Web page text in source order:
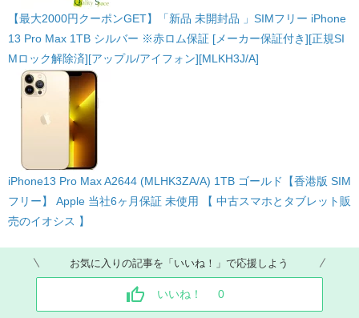
【最大2000円クーポンGET】「新品 未開封品 」SIMフリー iPhone
13 Pro Max 1TB シルバー ※赤ロム保証 [メーカー保証付き][正規SI
Mロック解除済][アップル/アイフォン][MLKH3J/A]
iPhone13 Pro Max A2644 (MLHK3ZA/A) 1TB ゴールド【香港版 SIM
フリー】 Apple 当社6ヶ月保証 未使用 【 中古スマホとタブレット販
売のイオシス 】
お気に入りの記事を「いいね！」で応援しよう
いいね！ 0